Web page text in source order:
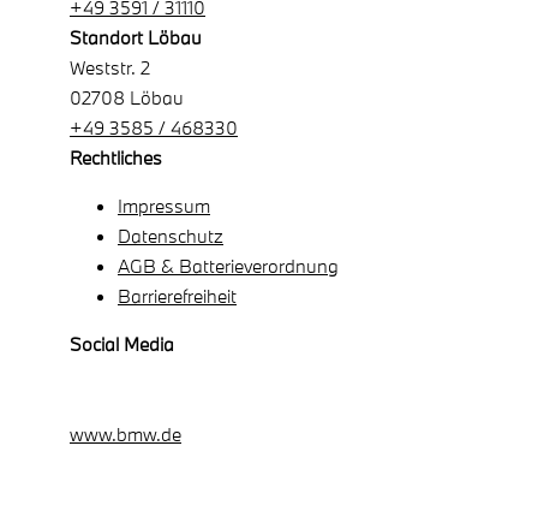
+49 3591 / 31110
Standort Löbau
Weststr. 2
02708 Löbau
+49 3585 / 468330
Rechtliches
Impressum
Datenschutz
AGB & Batterieverordnung
Barrierefreiheit
Social Media
www.bmw.de